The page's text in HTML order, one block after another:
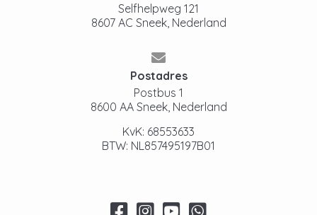
Selfhelpweg 121
8607 AC Sneek, Nederland
Postadres
Postbus 1
8600 AA Sneek, Nederland
KvK: 68553633
BTW: NL857495197B01